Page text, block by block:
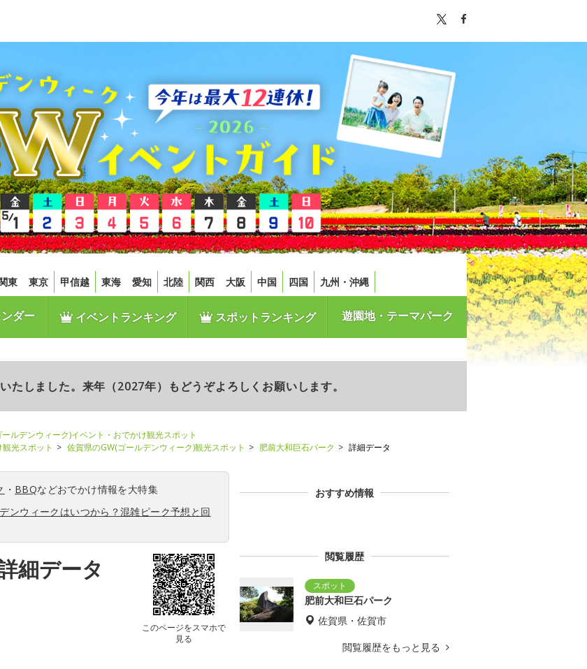
東 東京 甲信越 東海 愛知 北陸 関西 大阪 中国 四国 九州・沖縄
ダー イベントランキング スポットランキング 遊園地・テーマパーク
たしました。来年（2027年）もどうぞよろしくお願いします。
ルデンウィーク)イベント・おでかけ観光スポット
光スポット
佐賀県のGW(ゴールデンウィーク)観光スポット 肥前大和巨石パーク 詳細データ
・ BBQなどおでかけ情報を大特集
ンウィークはいつから？混雑ピーク予想と回
細データ
このページをスマホで
見る
おすすめ情報
閲覧履歴
肥前大和巨石パーク
佐賀県・佐賀市
閲覧履歴をもっと見る